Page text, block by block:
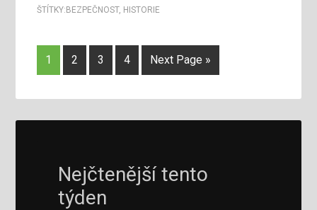
ŠTÍTKY: BEZPEČNOST, HISTORIE
1 2 3 4 Next Page »
Nejčtenější tento
týden